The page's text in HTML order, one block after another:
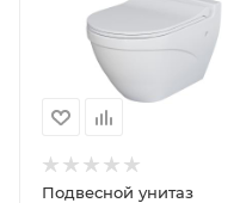
Подвесной унитаз